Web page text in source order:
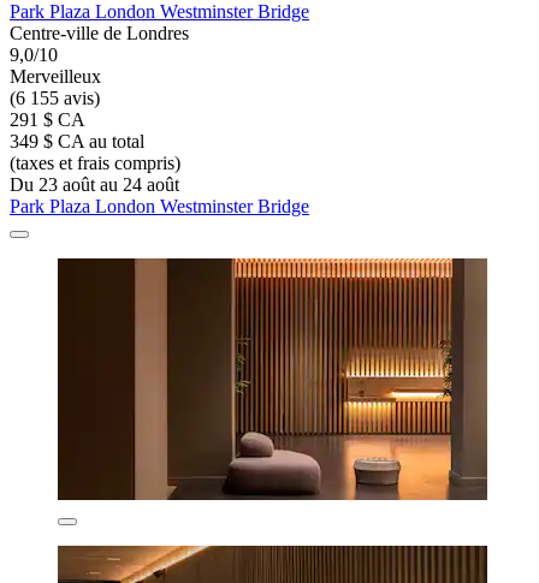
Park Plaza London Westminster Bridge
Centre-ville de Londres
9,0/10
Merveilleux
(6 155 avis)
291 $ CA
349 $ CA au total
(taxes et frais compris)
Du 23 août au 24 août
Park Plaza London Westminster Bridge